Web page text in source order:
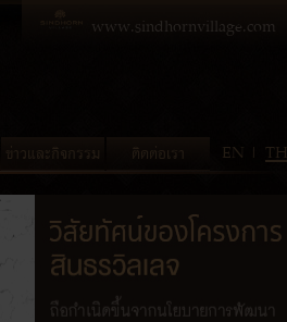
www.sindhornvillage.com
ข่าวและกิจกรรม ติดต่อเรา EN TH